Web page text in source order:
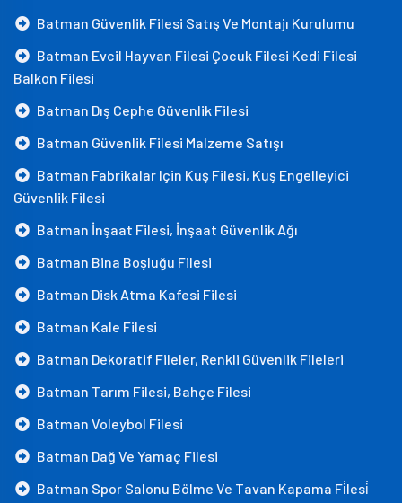
Batman Güvenlik Filesi Satış Ve Montajı Kurulumu
Batman Evcil Hayvan Filesi Çocuk Filesi Kedi Filesi
Balkon Filesi
Batman Dış Cephe Güvenlik Filesi
Batman Güvenlik Filesi Malzeme Satışı
Batman Fabrikalar Için Kuş Filesi, Kuş Engelleyici
Güvenlik Filesi
Batman İnşaat Filesi, İnşaat Güvenlik Ağı
Batman Bina Boşluğu Filesi
Batman Disk Atma Kafesi Filesi
Batman Kale Filesi
Batman Dekoratif Fileler, Renkli Güvenlik Fileleri
Batman Tarım Filesi, Bahçe Filesi
Batman Voleybol Filesi
Batman Dağ Ve Yamaç Filesi
Batman Spor Salonu Bölme Ve Tavan Kapama Fi̇lesi̇